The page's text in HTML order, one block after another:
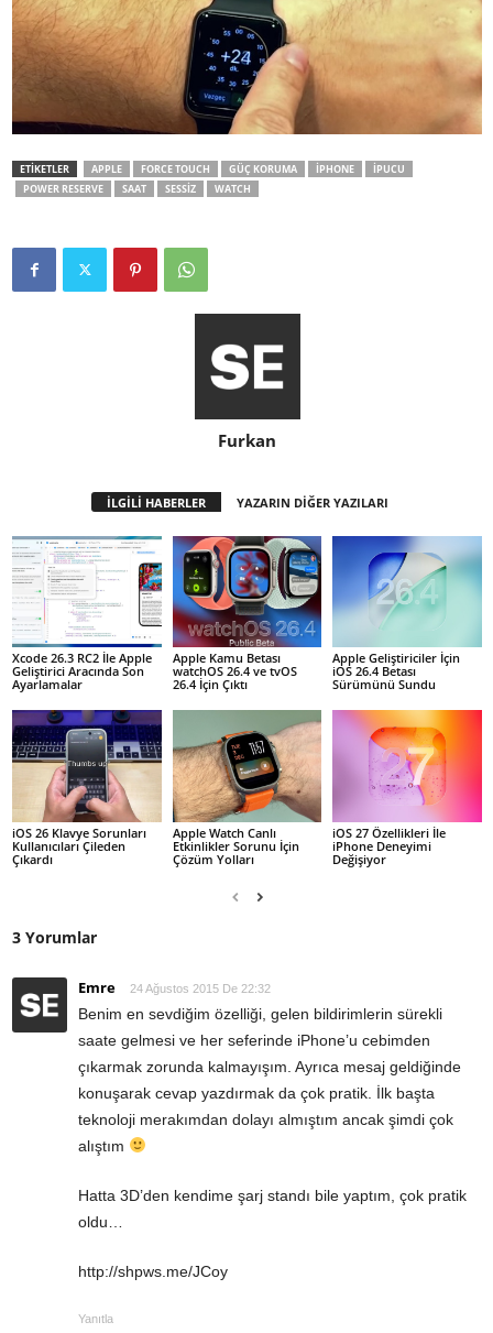
ETİKETLER APPLE FORCE TOUCH GÜÇ KORUMA IPHONE
IPUCU
POWER RESERVE
SAAT SESSIZ WATCH
Furkan
İLGİLİ HABERLER YAZARIN DİĞER YAZILARI
Xcode 26.3 RC2 İle Apple
Geliştirici Aracında Son
Ayarlamalar
Apple Kamu Betası
watchOS 26.4 ve tvOS
26.4 İçin Çıktı
Apple Geliştiriciler İçin
iOS 26.4 Betası
Sürümünü Sundu
iOS 26 Klavye Sorunları
Kullanıcıları Çileden
Çıkardı
Apple Watch Canlı
Etkinlikler Sorunu İçin
Çözüm Yolları
iOS 27 Özellikleri İle
iPhone Deneyimi
Değişiyor
3 Yorumlar
Emre 24 Ağustos 2015 De 22:32
Benim en sevdiğim özelliği, gelen bildirimlerin sürekli
saate gelmesi ve her seferinde iPhone’u cebimden
çıkarmak zorunda kalmayışım. Ayrıca mesaj geldiğinde
konuşarak cevap yazdırmak da çok pratik. İlk başta
teknoloji merakımdan dolayı almıştım ancak şimdi çok
alıştım
Hatta 3D’den kendime şarj standı bile yaptım, çok pratik
oldu…
http://shpws.me/JCoy
Yanıtla